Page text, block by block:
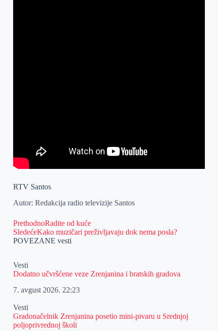
RTV Santos
Autor: Redakcija radio televizije Santos
PrethodnoRadite od kuće
SledećeKako muzičari preživljavaju dok nema posla?
POVEZANE vesti
Vesti
Dodatno učvršćene veze Zrenjanina i bratskih gradova
7. avgust 2026. 22:23
Vesti
Gradonačelnik Zrenjanina posetio mini-pivaru u Srednjoj
poljoprivrednoj školi